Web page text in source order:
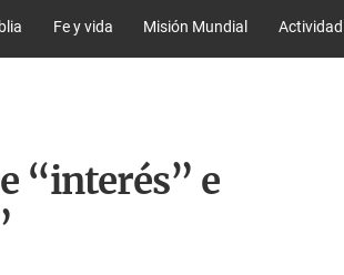
Fe y vida Misión Mundial Actividad
“interés” e